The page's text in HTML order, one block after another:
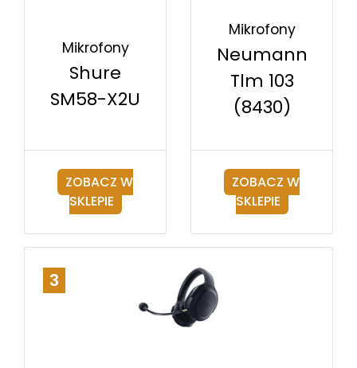
Mikrofony
Shure
SM58-X2U
ZOBACZ W
SKLEPIE
Mikrofony
Neumann
Tlm 103
(8430)
ZOBACZ W
SKLEPIE
3